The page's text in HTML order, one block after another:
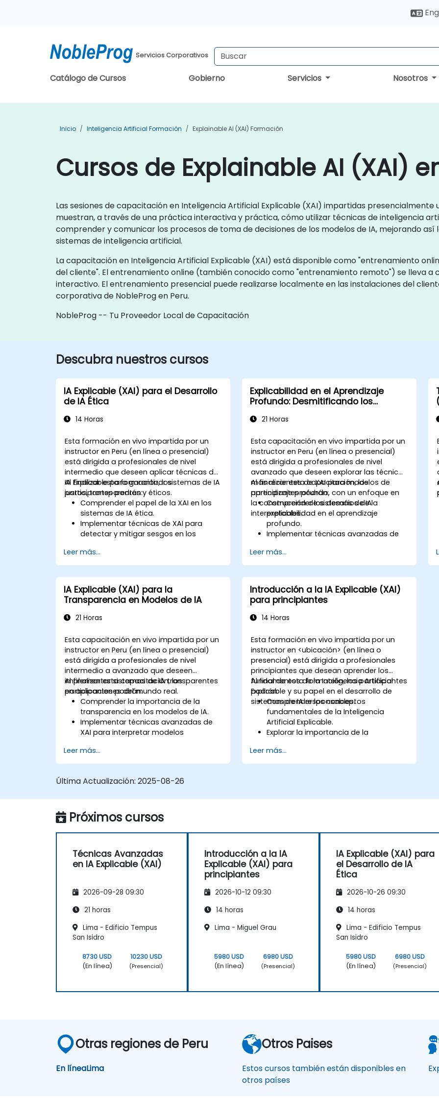
Servicios Corporativos
Catálogo de Cursos Gobierno Servicios Nosotros
Inicio Inteligencia Artificial Formación Explainable AI (XAI) Formación
Cursos de Explainable AI (XAI)
Las sesiones de capacitación en Inteligencia Artificial Explicable (XAI) impartidas presencialmente
muestran, a través de una práctica interactiva y práctica, cómo utilizar técnicas de inteligencia
comprender y comunicar los procesos de toma de decisiones de los modelos de IA, mejorando
sistemas de inteligencia artificial.
La capacitación en Inteligencia Artificial Explicable (XAI) está disponible como "entrenamiento
del cliente". El entrenamiento online (también conocido como "entrenamiento remoto") se lleva a
interactivo. El entrenamiento presencial puede realizarse localmente en las instalaciones del
corporativa de NobleProg en Peru.
NobleProg -- Tu Proveedor Local de Capacitación
Descubra nuestros cursos
IA Explicable (XAI) para el Desarrollo
de IA Ética
14 Horas
Esta formación en vivo impartida por un
instructor en Peru (en línea o presencial)
está dirigida a profesionales de nivel
intermedio que deseen aplicar técnicas de
IA Explicable para garantizar sistemas de IA
justos, transparentes y éticos.
Al finalizar esta formación, los
participantes podrán:
Comprender el papel de la XAI en los
sistemas de IA ética.
Implementar técnicas de XAI para
detectar y mitigar sesgos en los
Garantizar la transparencia en los
procesos de toma de decisiones de
los modelos de IA.
Alinear el desarrollo de IA con
estándares éticos y normativos.
Leer más...
Explicabilidad en el Aprendizaje
Profundo: Desmitificando los
21 Horas
Esta capacitación en vivo impartida por un
instructor en Peru (en línea o presencial)
está dirigida a profesionales de nivel
avanzado que deseen explorar las técnicas
más recientes de XAI para modelos de
aprendizaje profundo, con un enfoque en
la construcción de sistemas de IA
interpretables.
Al finalizar esta capacitación, los
participantes podrán:
Comprender los desafíos de la
explicabilidad en el aprendizaje
profundo.
Implementar técnicas avanzadas de
Interpretar las decisiones tomadas por
los modelos de aprendizaje profundo.
Evaluar los compromisos entre el
rendimiento y la transparencia.
Leer más...
IA Explicable (XAI) para la
Transparencia en Modelos de IA
21 Horas
Esta capacitación en vivo impartida por un
instructor en Peru (en línea o presencial)
está dirigida a profesionales de nivel
intermedio a avanzado que deseen
implementar sistemas de IA transparentes
en aplicaciones del mundo real.
Al finalizar esta capacitación, los
participantes podrán:
Comprender la importancia de la
transparencia en los modelos de IA.
Implementar técnicas avanzadas de
XAI para interpretar modelos
Mejorar la transparencia del modelo
utilizando SHAP, LIME y otras
Abordar preocupaciones éticas y la
Leer más...
Introducción a la IA Explicable (XAI)
para principiantes
14 Horas
Esta formación en vivo impartida por un
instructor en <ubicación> (en línea o
presencial) está dirigida a profesionales
principiantes que desean aprender los
fundamentos de la Inteligencia Artificial
Explicable y su papel en el desarrollo de
sistemas de IA responsables.
Al final de esta formación, los participantes
podrán:
Comprender los conceptos
fundamentales de la Inteligencia
Artificial Explicable.
Explorar la importancia de la
los modelos de IA.
Aprender técnicas básicas para hacer
Leer más...
Última Actualización: 2025-08-26
Próximos cursos
Técnicas Avanzadas
en IA Explicable (XAI)
2026-09-28 09:30
21 horas
Lima - Edificio Tempus
San Isidro
8730 USD
(En línea)
10230 USD
(Presencial)
Introducción a la IA
Explicable (XAI) para
principiantes
2026-10-12 09:30
14 horas
Lima - Miguel Grau
5980 USD
(En línea)
6980 USD
(Presencial)
IA Explicable (XAI) para
el Desarrollo de IA
Ética
2026-10-26 09:30
14 horas
Lima - Edificio Tempus
San Isidro
5980 USD
(En línea)
6980 USD
(Presencial)
Otras regiones de Peru
En líneaLima
Otros Paises
Estos cursos también están disponibles en
otros países